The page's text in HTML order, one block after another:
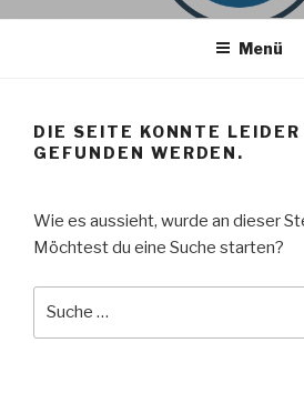
Menü
DIE SEITE KONNTE LEIDER
GEFUNDEN WERDEN.
Wie es aussieht, wurde an dieser
Möchtest du eine Suche starten?